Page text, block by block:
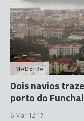
MADEIRA
Dois navios
porto do Funchal
6 Mar 12:17